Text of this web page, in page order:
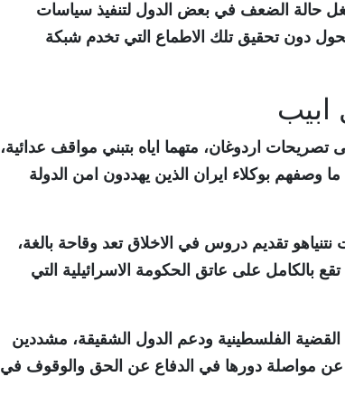
حالة الضعف في بعض الدول لتنفيذ سياسات
دون تحقيق تلك الاطماع التي تخدم شبكة
ابيب
تصريحات اردوغان، متهما اياه بتبني مواقف عدائية،
وصفهم بوكلاء ايران الذين يهددون امن الدولة
تقديم دروس في الاخلاق تعد وقاحة بالغة،
بالكامل على عاتق الحكومة الاسرائيلية التي
الفلسطينية ودعم الدول الشقيقة، مشددين
عن مواصلة دورها في الدفاع عن الحق والوقوف في